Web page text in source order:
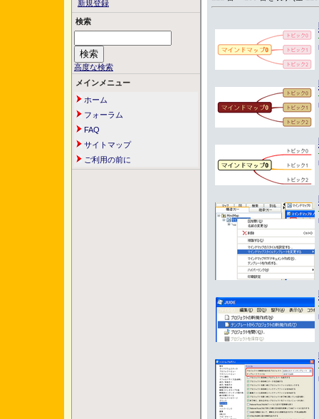
新規登録
検索
高度な検索
メインメニュー
ホーム
フォーラム
FAQ
サイトマップ
ご利用の前に